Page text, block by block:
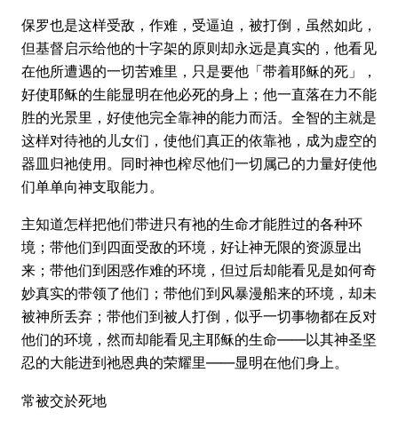
保罗也是这样受敌，作难，受逼迫，被打倒，虽然如此，
但基督启示给他的十字架的原则却永远是真实的，他看见
在他所遭遇的一切苦难里，只是要他「带着耶稣的死」，
好使耶稣的生能显明在他必死的身上；他一直落在力不能
胜的光景里，好使他完全靠神的能力而活。全智的主就是
这样对待祂的儿女们，使他们真正的依靠祂，成为虚空的
器皿归祂使用。同时神也榨尽他们一切属己的力量好使他
们单单向神支取能力。
主知道怎样把他们带进只有祂的生命才能胜过的各种环
境；带他们到四面受敌的环境，好让神无限的资源显出
来；带他们到困惑作难的环境，但过后却能看见是如何奇
妙真实的带领了他们；带他们到风暴漫船来的环境，却未
被神所丢弃；带他们到被人打倒，似乎一切事物都在反对
他们的环境，然而却能看见主耶稣的生命——以其神圣坚
忍的大能进到祂恩典的荣耀里——显明在他们身上。
常被交於死地